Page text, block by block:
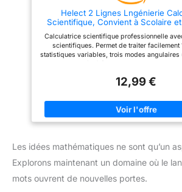
Helect 2 Lignes Lngénierie
Scientifique, Convient à Scolaire
Calculatrice scientifique professionnelle
scientifiques. Permet de traiter facilement
statistiques variables, trois modes angulaires
2 lignes affiche simultanément les entrées
ergonomique et offre une prise en main
attrayantes, chiffres clairs et résistant aux
protection coulissante robuste couvre les
d'utilisation
12,99 €
Les idées mathématiques ne sont qu’un
Explorons maintenant un domaine où le
mots ouvrent de nouvelles portes.